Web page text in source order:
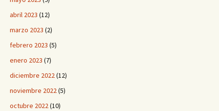
abril 2023 (12)
marzo 2023 (2)
febrero 2023 (5)
enero 2023 (7)
diciembre 2022(12)
noviembre 2022(5)
octubre 2022(10)